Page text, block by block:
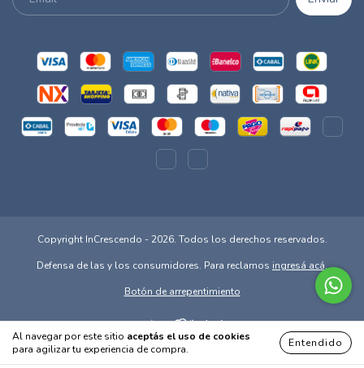
Al navegar por este sitio aceptás el uso de cookies
para agilizar tu experiencia de compra.
Entendido
Copyright InCrescendo - 2026. Todos los derechos reservados.
Defensa de las y los consumidores. Para reclamos ingresá acá.
Botón de arrepentimiento